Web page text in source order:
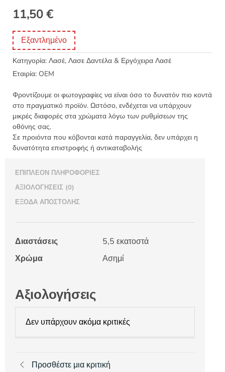
11,50€
Εξαντλημένο
Κατηγορία: Λασέ, Λασε Δαντέλα & Εργόχειρα Λασέ
Εταιρία: OEM
Φροντίζουμε οι φωτογραφίες να είναι όσο το δυνατόν πιο κοντά
στο πραγματικό προϊόν. Ωστόσο, ενδέχεται να υπάρχουν
μικρές διαφορές στα χρώματα λόγω των ρυθμίσεων της
οθόνης σας.
Σε προιόντα που κόβονται κατά παραγγελία, δεν υπάρχει η
δυνατότητα επιστροφής ή αντικαταβολής
ΕΠΙΠΛΈΟΝ ΠΛΗΡΟΦΟΡΊΕΣ
ΑΞΙΟΛΟΓΉΣΕΙΣ (0)
ΈΞΟΔΑ ΑΠΟΣΤΟΛΉΣ
Διαστάσεις
5,5 εκατοστά
Χρώμα
Ασημί
Αξιολογήσεις
Δεν υπάρχουν ακόμα κριτικές
Προσθέστε μια κριτική